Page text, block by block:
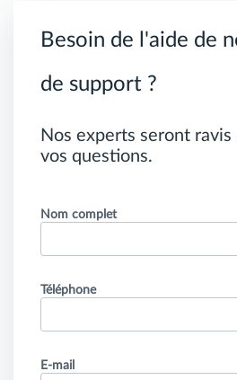
Besoin de l'aide de
de support ?
Nos experts seront ravis
vos questions.
Nom complet
Téléphone
E-mail